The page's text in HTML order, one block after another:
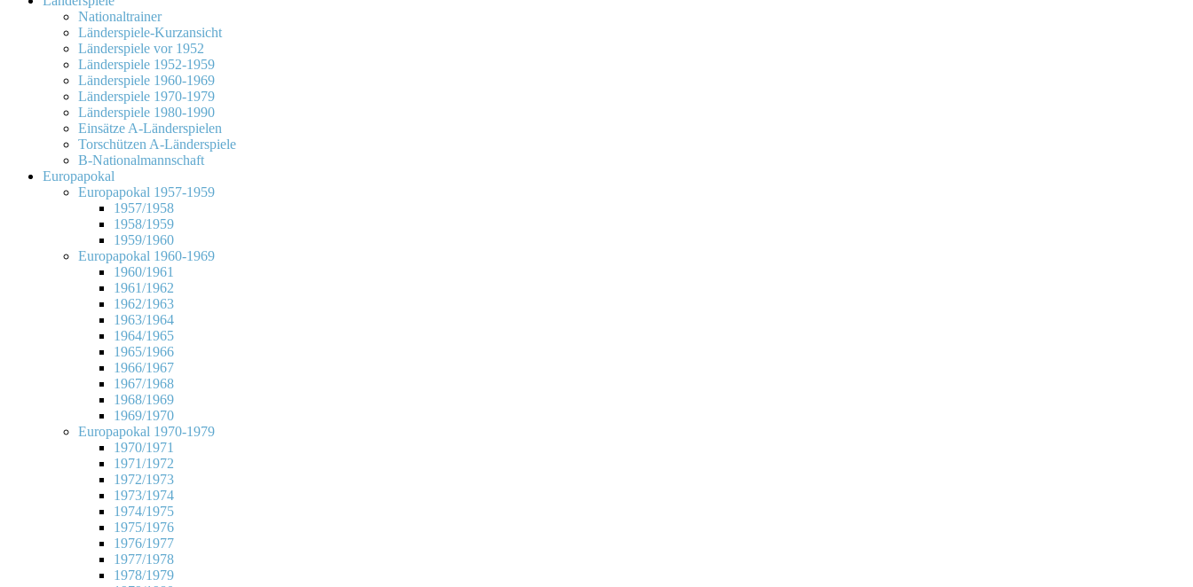
Nationaltrainer
Länderspiele-Kurzansicht
Länderspiele vor 1952
Länderspiele 1952-1959
Länderspiele 1960-1969
Länderspiele 1970-1979
Länderspiele 1980-1990
Einsätze A-Länderspielen
Torschützen A-Länderspiele
B-Nationalmannschaft
Europapokal
Europapokal 1957-1959
1957/1958
1958/1959
1959/1960
Europapokal 1960-1969
1960/1961
1961/1962
1962/1963
1963/1964
1964/1965
1965/1966
1966/1967
1967/1968
1968/1969
1969/1970
Europapokal 1970-1979
1970/1971
1971/1972
1972/1973
1973/1974
1974/1975
1975/1976
1976/1977
1977/1978
1978/1979